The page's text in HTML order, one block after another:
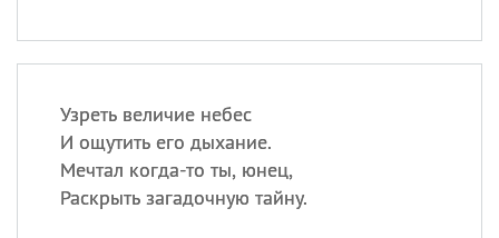
Узреть величие небес
И ощутить его дыхание.
Мечтал когда-то ты, юнец,
Раскрыть загадочную тайну.